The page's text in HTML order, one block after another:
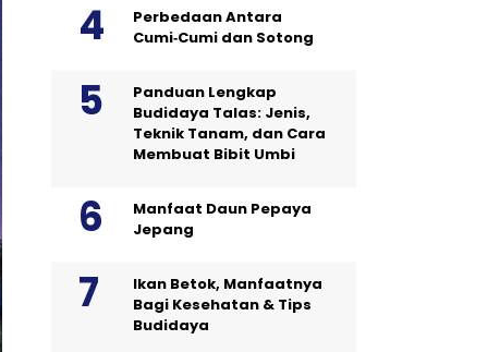
Perbedaan Antara
Cumi‑Cumi dan Sotong
Panduan Lengkap
Budidaya Talas: Jenis,
Teknik Tanam, dan Cara
Membuat Bibit Umbi
Manfaat Daun Pepaya
Jepang
Ikan Betok, Manfaatnya
Bagi Kesehatan & Tips
Budidaya